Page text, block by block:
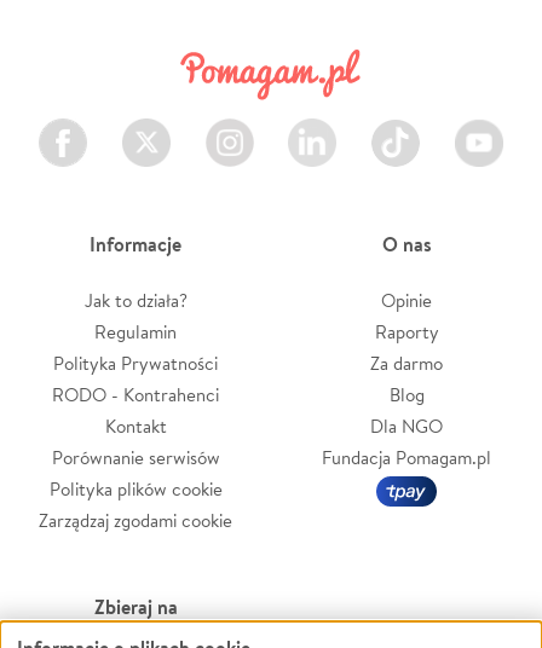
Facebook Twitter Instagram LinkedIn TikTok Youtube
Informacje
Jak to działa?
Regulamin
Polityka Prywatności
RODO - Kontrahenci
Kontakt
Porównanie serwisów
Polityka plików cookie
Zarządzaj zgodami cookie
O nas
Opinie
Raporty
Za darmo
Blog
Dla NGO
Fundacja Pomagam.pl
Zbieraj na